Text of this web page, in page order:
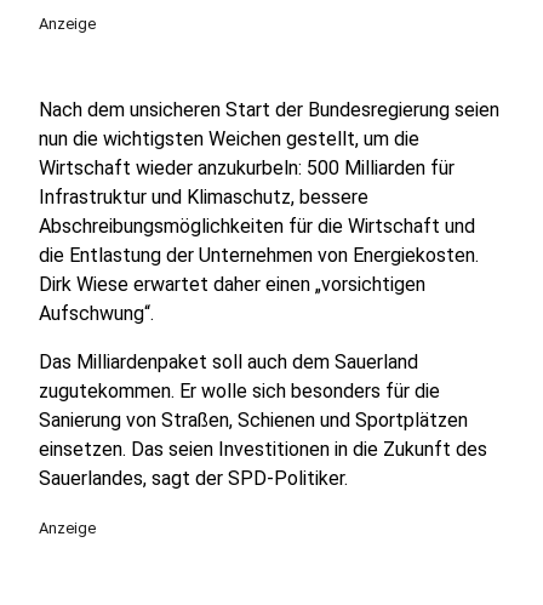
Anzeige
Nach dem unsicheren Start der Bundesregierung seien
nun die wichtigsten Weichen gestellt, um die
Wirtschaft wieder anzukurbeln: 500 Milliarden für
Infrastruktur und Klimaschutz, bessere
Abschreibungsmöglichkeiten für die Wirtschaft und
die Entlastung der Unternehmen von Energiekosten.
Dirk Wiese erwartet daher einen „vorsichtigen
Aufschwung“.
Das Milliardenpaket soll auch dem Sauerland
zugutekommen. Er wolle sich besonders für die
Sanierung von Straßen, Schienen und Sportplätzen
einsetzen. Das seien Investitionen in die Zukunft des
Sauerlandes, sagt der SPD-Politiker.
Anzeige